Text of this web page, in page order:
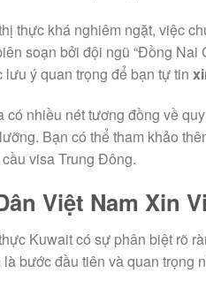
thực khá nghiêm ngặt, việc
soạn bởi đội ngũ “Đồng
lưu ý quan trọng để bạn tự tin
có nhiều nét tương đồng về
Bạn có thể tham khảo
visa Trung Đông.
Việt Nam Xin
Kuwait có sự phân biệt rõ
bước đầu tiên và quan trọng